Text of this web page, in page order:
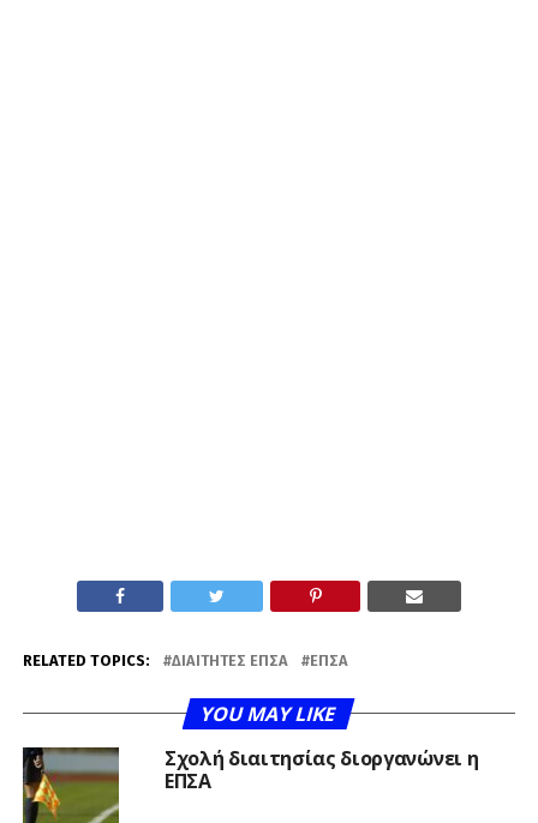
RELATED TOPICS: ΔΙΑΙΤΗΤΈΣ ΕΠΣΑ ΕΠΣΑ
YOU MAY LIKE
Σχολή διαιτησίας διοργανώνει η
ΕΠΣΑ